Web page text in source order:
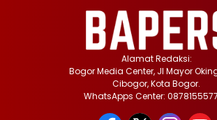
Alamat Redaksi:
Bogor Media Center, Jl Mayor
Cibogor, Kota Bogor.
WhatsApps Center: